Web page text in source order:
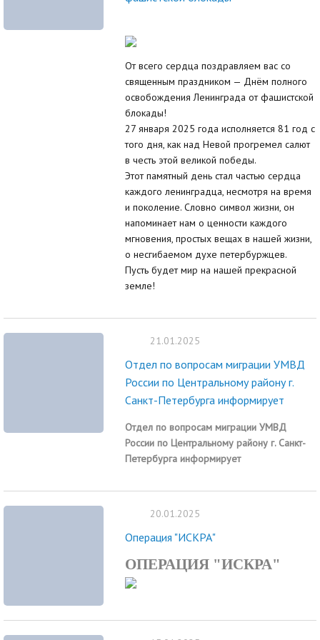
От всего сердца поздравляем вас со
священным праздником — Днём полного
освобождения Ленинграда от фашистской
блокады!
27 января 2025 года исполняется 81 год с
того дня, как над Невой прогремел салют
в честь этой великой победы.
Этот памятный день стал частью сердца
каждого ленинградца, несмотря на время
и поколение. Словно символ жизни, он
напоминает нам о ценности каждого
мгновения, простых вещах в нашей жизни,
о несгибаемом духе петербуржцев.
Пусть будет мир на нашей прекрасной
земле!
21.01.2025
Отдел по вопросам миграции УМВД
России по Центральному району г.
Санкт-Петербурга информирует
Отдел по вопросам миграции УМВД
России по Центральному району г. Санкт-
Петербурга информирует
20.01.2025
Операция "ИСКРА"
ОПЕРАЦИЯ "ИСКРА"